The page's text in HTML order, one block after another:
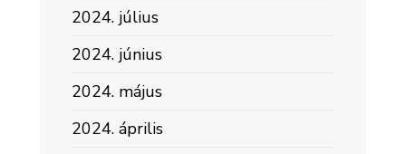
2024. július
2024. június
2024. május
2024. április